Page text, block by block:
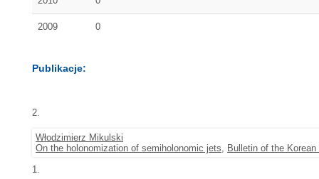
2009 0
Publikacje:
2.
Włodzimierz Mikulski
On the holonomization of semiholonomic jets, Bulletin of the
1.